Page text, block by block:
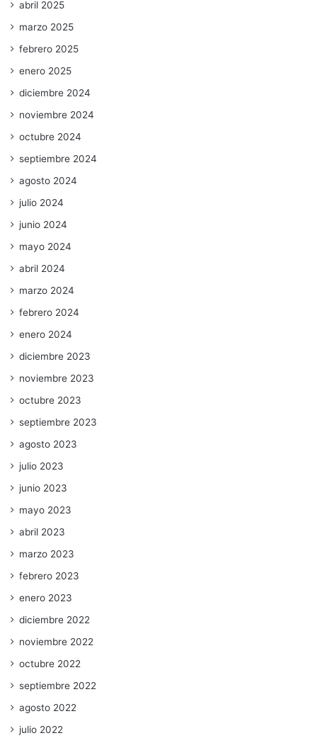
abril 2025
marzo 2025
febrero 2025
enero 2025
diciembre 2024
noviembre 2024
octubre 2024
septiembre 2024
agosto 2024
julio 2024
junio 2024
mayo 2024
abril 2024
marzo 2024
febrero 2024
enero 2024
diciembre 2023
noviembre 2023
octubre 2023
septiembre 2023
agosto 2023
julio 2023
junio 2023
mayo 2023
abril 2023
marzo 2023
febrero 2023
enero 2023
diciembre 2022
noviembre 2022
octubre 2022
septiembre 2022
agosto 2022
julio 2022